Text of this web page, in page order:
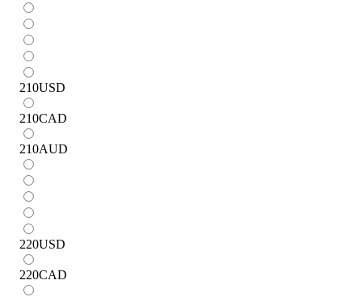
210USD
210CAD
210AUD
220USD
220CAD